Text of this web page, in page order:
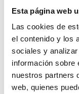
Esta página web
Las cookies de
el contenido y los
sociales y
información sobre
nuestros partners
web, quienes
Les plus lus